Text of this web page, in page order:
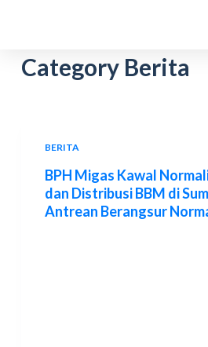
pCategoryBerita
BERITA
BPH Migas Kawal
dan Distribusi BBM di
Antrean Berangsur